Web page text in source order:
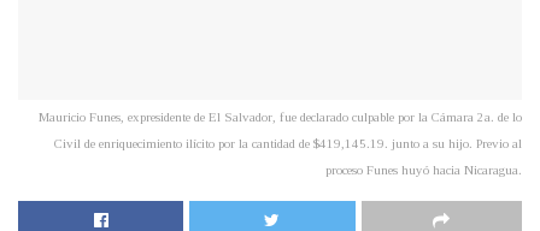
Mauricio Funes, expresidente de El Salvador, fue declarado culpable por la Cámara 2a. de lo
Civil de enriquecimiento ilícito por la cantidad de $419,145.19. junto a su hijo. Previo al
proceso Funes huyó hacia Nicaragua.